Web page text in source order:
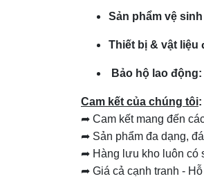
Sản phẩm vệ
Thiết bị & vật liệu
Bảo hộ lao động:
Cam kết của chúng tôi:
➦ Cam kết mang đến
➦ Sản phẩm đa dạng,
➦ Hàng lưu kho luôn có
➦ Giá cả cạnh tranh -